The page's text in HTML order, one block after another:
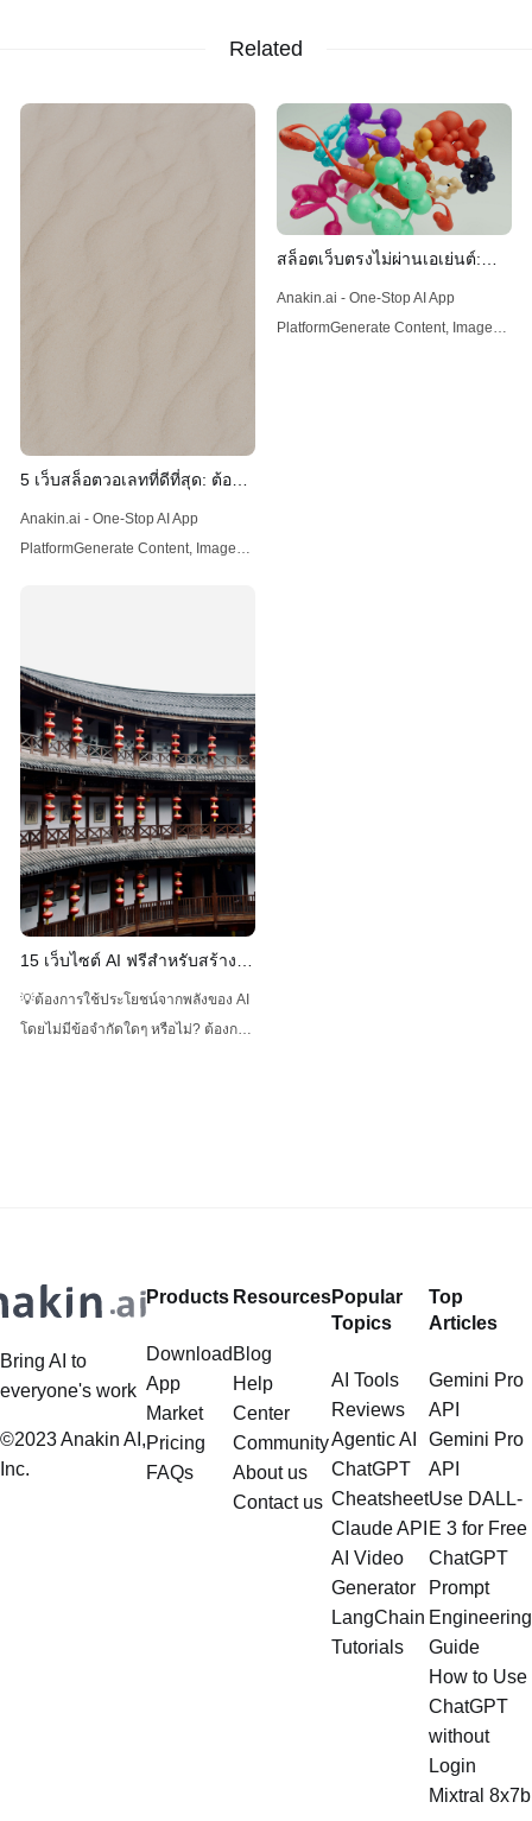
Related
5 เว็บสล็อตวอเลทที่ดีที่สุด: ต้อง
สล็อต1234 เล่นง่าย แตกบ่อยทุก
วัน
Anakin.ai - One-Stop AI App
PlatformGenerate Content, Images,
app customization
workstation.Anakin.ai ในยุคสมัยที่
เทคโนโลยีเข้ามามีบทบาทในทุกด้าน
ของชีวิต ไม่เว้นแม้แต่ในวงการความ
บันเทิงออนไลน์ การเล่นสล็อตออนไลน์
สล็อตเว็บตรงไม่ผ่านเอเย่นต์:
ศูนย์รวมเกมทำกำไร หาเงินง่าย
ใช้งบน้อยก็เล่นได้
Anakin.ai - One-Stop AI App
PlatformGenerate Content, Images,
15 เว็บไซต์ AI ฟรีสำหรับสร้าง
ภาพนู้ดที่คุณสามารถลองใช้ได้
ทันที!
💡ต้องการใช้ประโยชน์จากพลังของ AI
โดยไม่มีข้อจำกัดใดๆ หรือไม่? ต้องการ
Bring AI to
everyone's work
©2023 Anakin AI,
Inc.
Products
Download
App
Market
Pricing
FAQs
Resources
Blog
Help
Center
Community
About us
Contact us
Popular
Topics
AI Tools
Reviews
Agentic AI
ChatGPT
Cheatsheet
Claude API
AI Video
Generator
LangChain
Tutorials
Top
Articles
Gemini Pro
API
Gemini Pro
API
Use DALL-
E 3 for Free
ChatGPT
Prompt
Engineering
Guide
How to Use
ChatGPT
without
Login
Mixtral 8x7b